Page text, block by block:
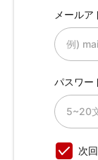
メールア
パスワー
次